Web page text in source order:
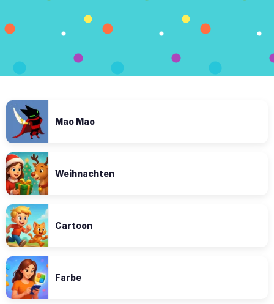
Mao Mao
Weihnachten
Cartoon
Farbe